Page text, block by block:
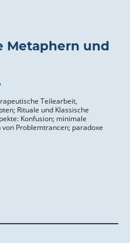
Metaphern und
Teilearbeit,
Rituale und Klassische
Konfusion; minimale
Problemtrancen; paradoxe